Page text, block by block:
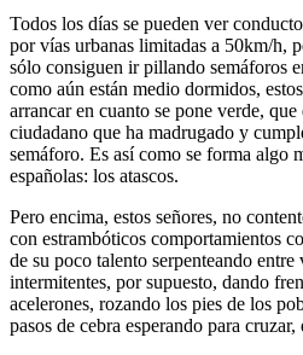
Todos los días se pueden ver
por vías urbanas limitadas a 50km/h,
sólo consiguen ir pillando semáforos
como aún están medio dormidos,
arrancar en cuanto se pone verde,
ciudadano que ha madrugado y
semáforo. Es así como se forma algo
españolas: los atascos.
Pero encima, estos señores, no
con estrambóticos comportamientos
de su poco talento serpenteando
intermitentes, por supuesto, dando
acelerones, rozando los pies de los
pasos de cebra esperando para cruzar,